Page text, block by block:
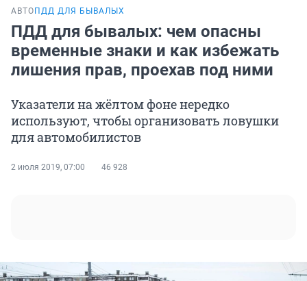
АВТО ПДД ДЛЯ БЫВАЛЫХ
ПДД для бывалых: чем опасны
временные знаки и как избежать
лишения прав, проехав под ними
Указатели на жёлтом фоне нередко
используют, чтобы организовать ловушки
для автомобилистов
2 июля 2019, 07:00 46 928